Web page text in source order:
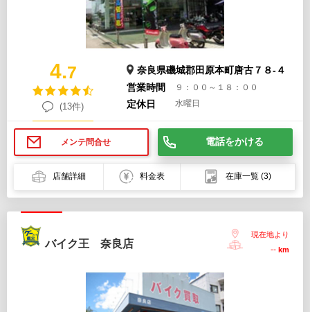
4.7
(13件)
奈良県磯城郡田原本町唐古７８-４
営業時間
９：００～１８：００
定休日 水曜日
メンテ問合せ 電話をかける
店舗詳細 料金表 在庫一覧 (3)
バイク王 奈良店
現在地より
-- km